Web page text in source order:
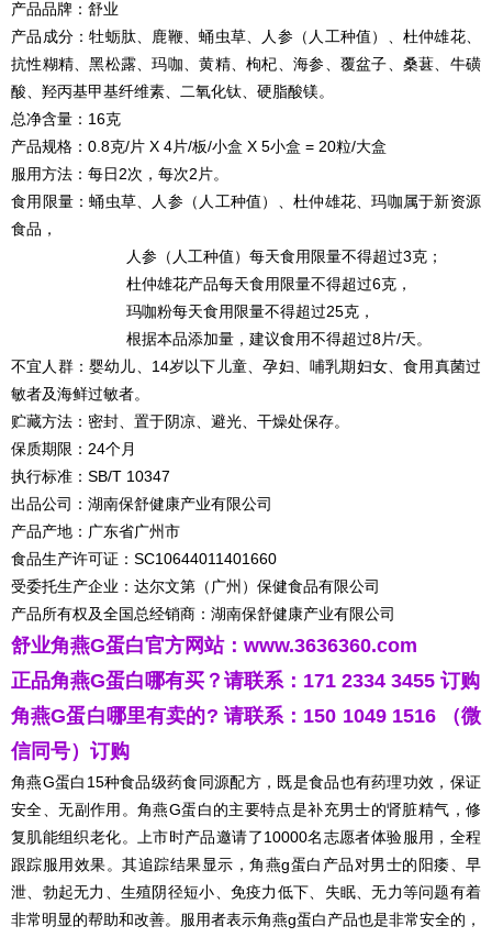
产品品牌：舒业
产品成分：牡蛎肽、鹿鞭、蛹虫草、人参（人工种值）、杜仲雄花、
抗性糊精、黑松露、玛咖、黄精、枸杞、海参、覆盆子、桑葚、牛磺
酸、羟丙基甲基纤维素、二氧化钛、硬脂酸镁。
总净含量：16克
产品规格：0.8克/片 X 4片/板/小盒 X 5小盒 = 20粒/大盒
服用方法：每日2次，每次2片。
食用限量：蛹虫草、人参（人工种值）、杜仲雄花、玛咖属于新资源
食品，
人参（人工种值）每天食用限量不得超过3克；
杜仲雄花产品每天食用限量不得超过6克，
玛咖粉每天食用限量不得超过25克，
根据本品添加量，建议食用不得超过8片/天。
不宜人群：婴幼儿、14岁以下儿童、孕妇、哺乳期妇女、食用真菌过
敏者及海鲜过敏者。
贮藏方法：密封、置于阴凉、避光、干燥处保存。
保质期限：24个月
执行标准：SB/T 10347
出品公司：湖南保舒健康产业有限公司
产品产地：广东省广州市
食品生产许可证：SC10644011401660
受委托生产企业：达尔文第（广州）保健食品有限公司
产品所有权及全国总经销商：湖南保舒健康产业有限公司
舒业角燕G蛋白官方网站： www.3636360.com
正品角燕G蛋白哪有买？请联系：171 2334 3455 订购
角燕G蛋白哪里有卖的? 请联系：150 1049 1516 （微
信同号）订购
角燕G蛋白15种食品级药食同源配方，既是食品也有药理功效，保证
安全、无副作用。角燕G蛋白的主要特点是补充男士的肾脏精气，修
复肌能组织老化。上市时产品邀请了10000名志愿者体验服用，全程
跟踪服用效果。其追踪结果显示，角燕g蛋白产品对男士的阳痿、早
泄、勃起无力、生殖阴径短小、免疫力低下、失眠、无力等问题有着
非常明显的帮助和改善。服用者表示角燕g蛋白产品也是非常安全的，